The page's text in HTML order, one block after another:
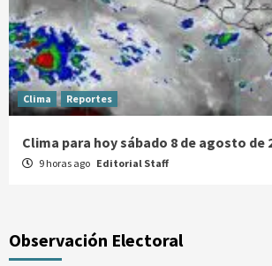
Clima Reportes
Clima para hoy sábado 8 de agosto de
9 horas ago Editorial Staff
Observación Electoral